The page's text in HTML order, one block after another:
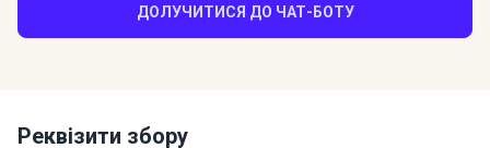
ДОЛУЧИТИСЯ ДО ЧАТ-БОТУ
Реквізити збору